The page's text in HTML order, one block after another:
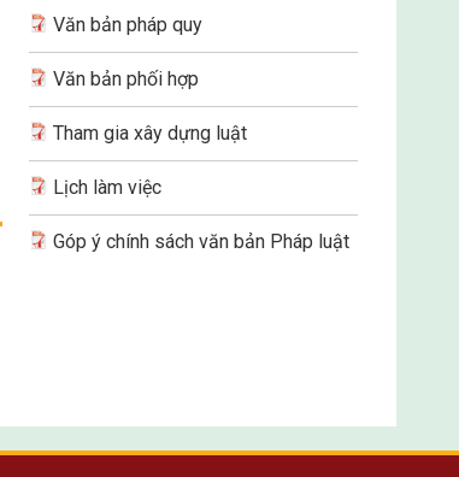
Văn bản pháp quy
Văn bản phối hợp
Tham gia xây dựng luật
Lịch làm việc
Góp ý chính sách văn bản Pháp luật